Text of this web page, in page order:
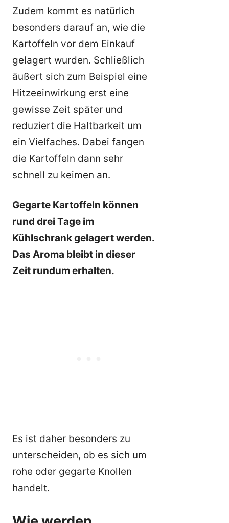
Zudem kommt es natürlich
besonders darauf an, wie die
Kartoffeln vor dem Einkauf
gelagert wurden. Schließlich
äußert sich zum Beispiel eine
Hitzeeinwirkung erst eine
gewisse Zeit später und
reduziert die Haltbarkeit um
ein Vielfaches. Dabei fangen
die Kartoffeln dann sehr
schnell zu keimen an.
Gegarte Kartoffeln können
rund drei Tage im
Kühlschrank gelagert werden.
Das Aroma bleibt in dieser
Zeit rundum erhalten.
Es ist daher besonders zu
unterscheiden, ob es sich um
rohe oder gegarte Knollen
handelt.